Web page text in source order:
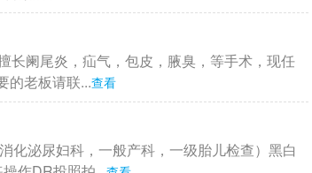
长阑尾炎，疝气，包皮，腋臭，等手术，现任
的老板请联...查看
化泌尿妇科，一般产科，一级胎儿检查）黑白